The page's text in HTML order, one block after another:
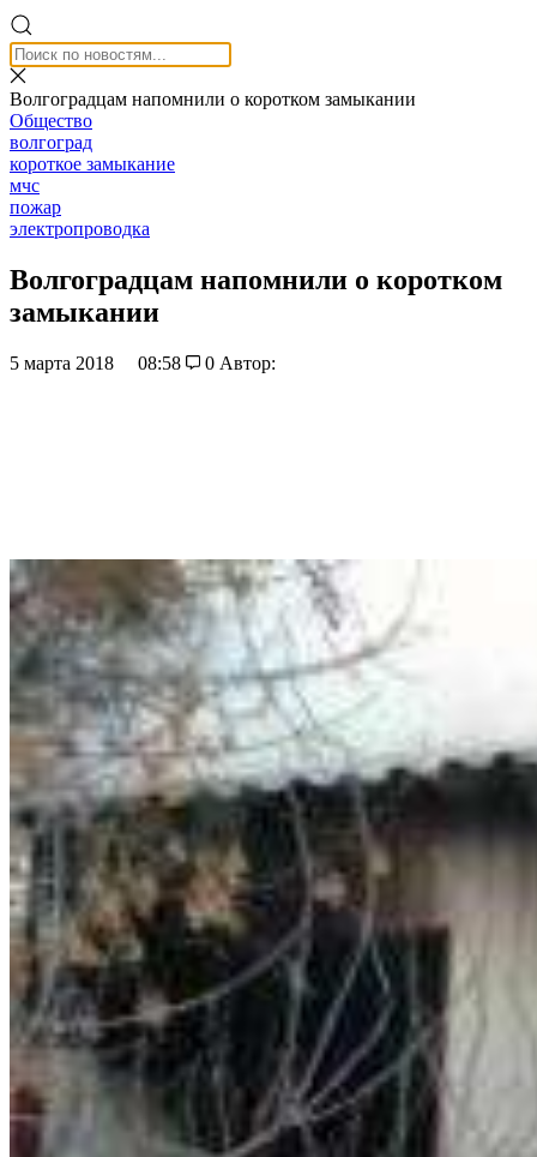
Волгоградцам напомнили о коротком замыкании
Общество
волгоград
короткое замыкание
мчс
пожар
электропроводка
Волгоградцам напомнили о коротком
замыкании
5 марта 2018 08:58 0 Автор: